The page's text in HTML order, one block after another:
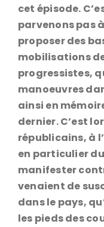
cet épisode.
parvenons pas
proposer des
mobilisations
progressistes,
manoeuvres
ainsi en
dernier. C’est
républicains, à
en particulier
manifester
venaient de
dans le pays,
les pieds des